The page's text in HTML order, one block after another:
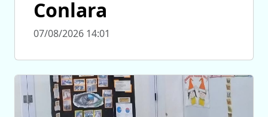
Conlara
07/08/2026 14:01